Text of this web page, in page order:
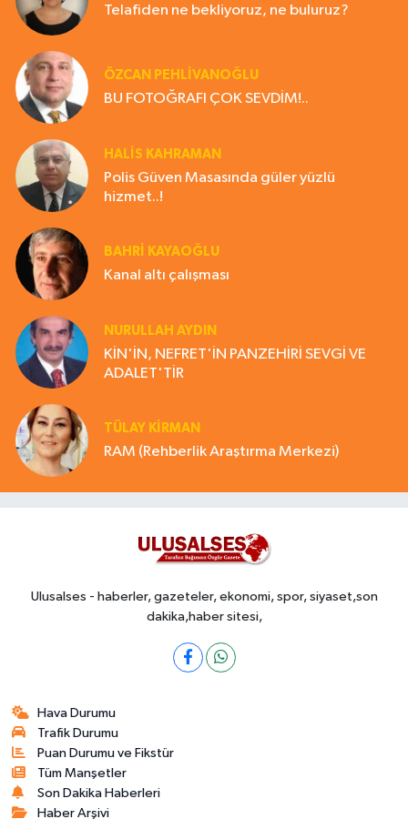
Telafiden ne bekliyoruz, ne buluruz?
ÖZCAN PEHLİVANOĞLU
BU FOTOĞRAFI ÇOK SEVDİM!..
HALIS KAHRAMAN
Polis Güven Masasında güler yüzlü
hizmet..!
BAHRI KAYAOĞLU
Kanal altı çalışması
NURULLAH AYDIN
KİN'İN, NEFRET'İN PANZEHİRİ SEVGİ VE
ADALET'TİR
TÜLAY KİRMAN
RAM (Rehberlik Araştırma Merkezi)
Ulusalses - haberler, gazeteler, ekonomi, spor, siyaset,son
dakika,haber sitesi,
Hava Durumu
Trafik Durumu
Puan Durumu ve Fikstür
Tüm Manşetler
Son Dakika Haberleri
Haber Arşivi